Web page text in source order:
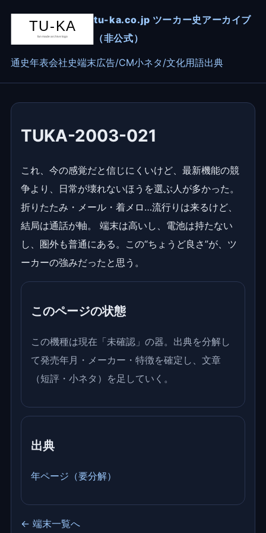
tu-ka.co.jp ツーカー史アーカイブ
（非公式）
通史年表会社史端末広告/CM小ネタ/文化用語出典
TUKA-2003-021
これ、今の感覚だと信じにくいけど、最新機能の競
争より、日常が壊れないほうを選ぶ人が多かった。
折りたたみ・メール・着メロ…流行りは来るけど、
結局は通話が軸。 端末は高いし、電池は持たない
し、圏外も普通にある。この“ちょうど良さ”が、ツ
ーカーの強みだったと思う。
このページの状態
この機種は現在「未確認」の器。出典を分解し
て発売年月・メーカー・特徴を確定し、文章
（短評・小ネタ）を足していく。
出典
年ページ（要分解）
← 端末一覧へ